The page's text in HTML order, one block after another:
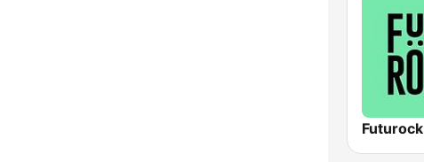
Futurock